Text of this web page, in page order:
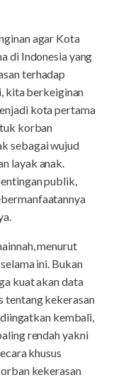
agar Kota
di Indonesia yang
terhadap
kita berkeiginan
kota pertama
korban
sebagai wujud
layak anak.
publik,
menurut
ini. Bukan
kuat akan data
tentang kekerasan
kembali,
rendah yakni
khusus
kekerasan